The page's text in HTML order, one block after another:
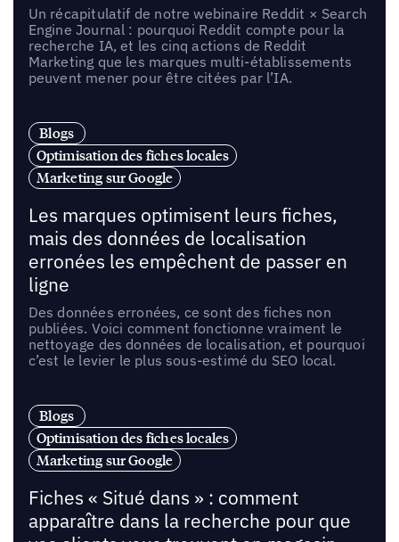
Un récapitulatif de notre webinaire Reddit × Search
Engine Journal : pourquoi Reddit compte pour la
recherche IA, et les cinq actions de Reddit
Marketing que les marques multi-établissements
peuvent mener pour être citées par l’IA.
Blogs
Optimisation des fiches locales
Marketing sur Google
Les marques optimisent leurs fiches,
mais des données de localisation
erronées les empêchent de passer en
ligne
Des données erronées, ce sont des fiches non
publiées. Voici comment fonctionne vraiment le
nettoyage des données de localisation, et pourquoi
c’est le levier le plus sous-estimé du SEO local.
Blogs
Optimisation des fiches locales
Marketing sur Google
Fiches « Situé dans » : comment
apparaître dans la recherche pour que